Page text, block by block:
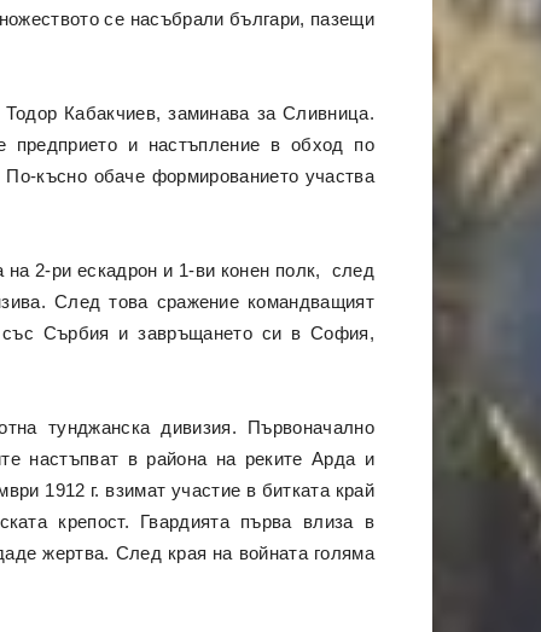
се насъбрали българи, пазещи
Кабакчиев, заминава за Сливница.
предприето и настъпление в обход по
късно обаче формированието участва
на 2-ри ескадрон и 1-ви конен полк, след
След това сражение командващият
със Сърбия и завръщането си в София,
тунджанска дивизия. Първоначално
настъпват в района на реките Арда и
1912 г. взимат участие в битката край
крепост. Гвардията първа влиза в
жертва. След края на войната голяма